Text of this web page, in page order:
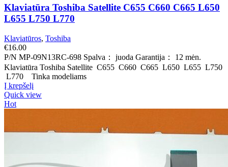
Klaviatūra Toshiba Satellite C655 C660 C665 L650
L655 L750 L770
Klaviatūros, Toshiba
€16.00
P/N MP-09N13RC-698 Spalva： juoda Garantija： 12 mėn.
Klaviatūra Toshiba Satellite C655 C660 C665 L650 L655 L750
L770 Tinka modeliams
Į krepšelį
Quick view
Hot